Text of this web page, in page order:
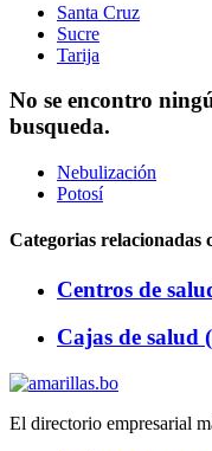
Santa Cruz
Sucre
Tarija
No se encontro
busqueda.
Nebulización
Potosí
Categorias relacionadas
Centros de
Cajas de salud
El directorio empresarial